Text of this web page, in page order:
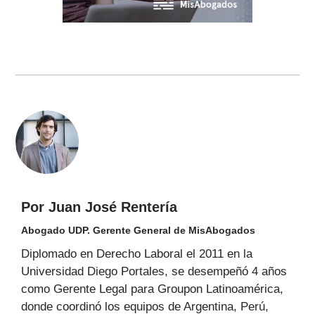
Por Juan José Rentería
Abogado UDP. Gerente General de MisAbogados
Diplomado en Derecho Laboral el 2011 en la
Universidad Diego Portales, se desempeñó 4 años
como Gerente Legal para Groupon Latinoamérica,
donde coordinó los equipos de Argentina, Perú,